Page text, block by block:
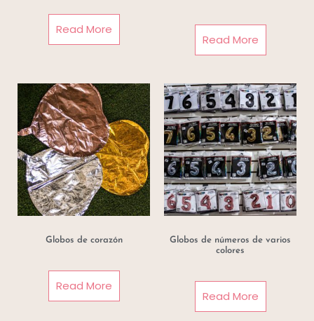
Read More
Read More
Globos de corazón
Read More
Globos de números de varios
colores
Read More